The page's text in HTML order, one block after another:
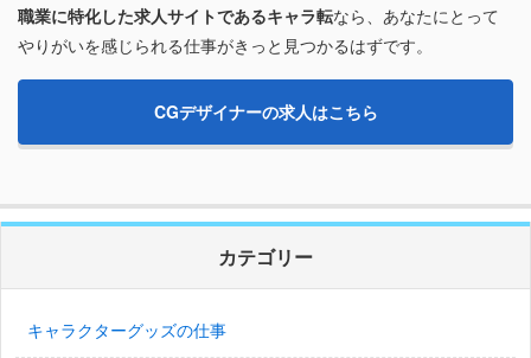
職業に特化した求人サイトであるキャラ転なら、あなたにとって
やりがいを感じられる仕事がきっと見つかるはずです。
CGデザイナーの求人はこちら
カテゴリー
キャラクターグッズの仕事